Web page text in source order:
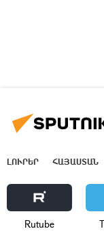
ԼՈՒՐԵՐ ՀԱՅԱՍՏԱՆ
Rutube